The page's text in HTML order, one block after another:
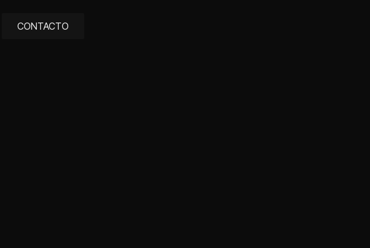
CONTACTO